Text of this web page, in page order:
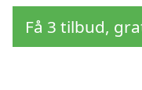
Få 3 tilbud,